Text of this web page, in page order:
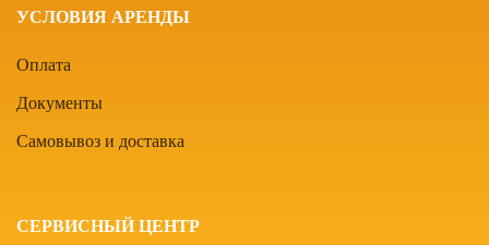
УСЛОВИЯ АРЕНДЫ
Оплата
Документы
Самовывоз и доставка
СЕРВИСНЫЙ ЦЕНТР